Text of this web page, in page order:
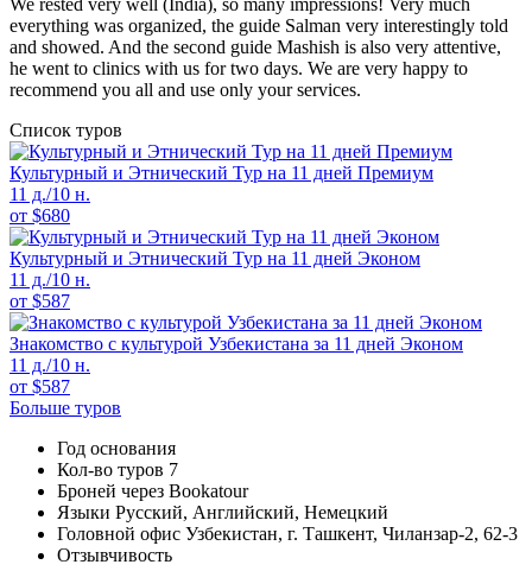
everything was organized, the guide Salman very interestingly told
and showed. And the second guide Mashish is also very attentive,
he went to clinics with us for two days. We are very happy to
recommend you all and use only your services.
Список туров
Культурный и Этнический Тур на 11 дней Премиум
11 д./10 н.
от $680
Культурный и Этнический Тур на 11 дней Эконом
11 д./10 н.
от $587
Знакомство с культурой Узбекистана за 11 дней Эконом
11 д./10 н.
от $587
Больше туров
Год основания
Кол-во туров 7
Броней через Bookatour
Языки Русский, Английский, Немецкий
Головной офис Узбекистан, г. Ташкент, Чиланзар-2, 62-3
Отзывчивость